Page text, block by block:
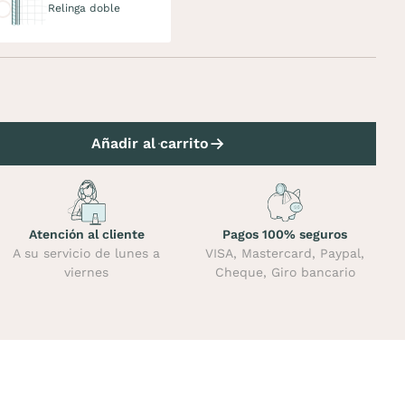
Relinga doble
Añadir al carrito
Atención al cliente
A su servicio de lunes a
viernes
Pagos 100% seguros
VISA, Mastercard, Paypal,
Cheque, Giro bancario